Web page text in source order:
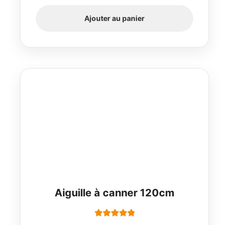
Ajouter au panier
Aiguille à canner 120cm